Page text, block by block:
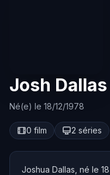
Josh Dallas
Né(e) le 18/12/1978
0 film 2 séries
Joshua Dallas, né le